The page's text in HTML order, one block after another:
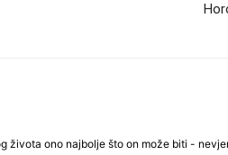
života ono najbolje što on može biti -